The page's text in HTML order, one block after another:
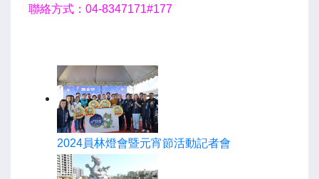
聯絡方式：04-8347171#177
2024員林燈會暨元宵節活動記者會